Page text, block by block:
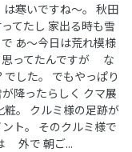
寒いですね～。 秋田
てたし 家出る時も雪
あ～今日は荒れ模様
思ってたんですが な
でした。 でもやっぱり
降ったらしく クマ展
。 クルミ様の足跡が
ト。 そのクルミ様で
外で 朝ご...